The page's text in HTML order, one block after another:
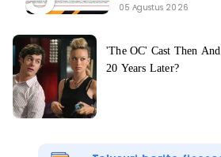
05 Agustus 2026